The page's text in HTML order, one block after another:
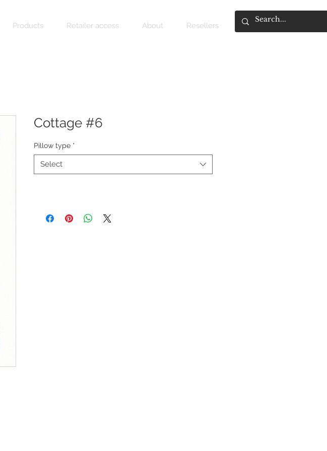
Products Retailer access About Resellers
Cottage #6
Pillow type *
Select